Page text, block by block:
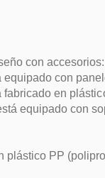
con
con
fabricado en
equipado con
plástico PP